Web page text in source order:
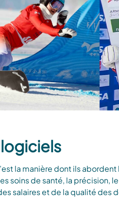
la manière dont ils abordent
soins de santé, la précision,
salaires et de la qualité des